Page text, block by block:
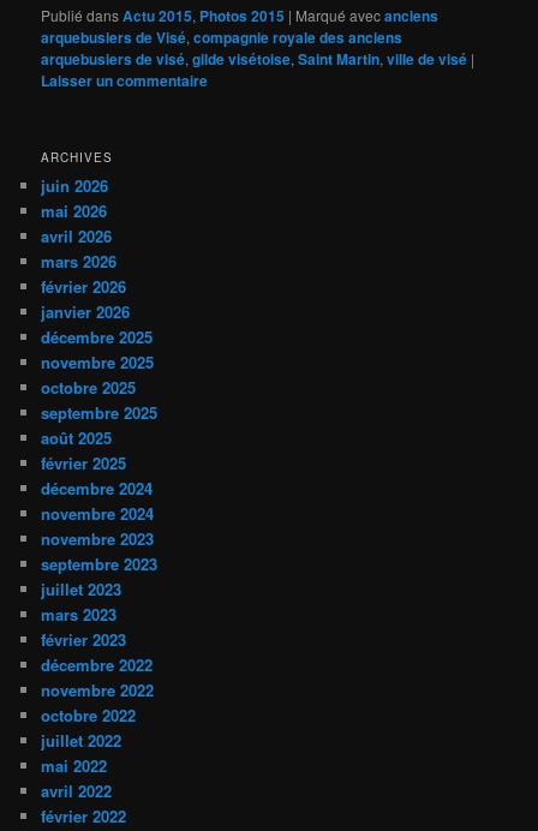
Publié dansActu 2015, Photos 2015 | Marqué avecanciens
arquebusiers de Visé,compagnie royale des anciens
arquebusiers de visé,gilde visétoise,Saint Martin,ville de visé |
Laisser un commentaire
ARCHIVES
juin 2026
mai 2026
avril 2026
mars 2026
février 2026
janvier 2026
décembre 2025
novembre 2025
octobre 2025
septembre 2025
août 2025
février 2025
décembre 2024
novembre 2024
novembre 2023
septembre 2023
juillet 2023
mars 2023
février 2023
décembre 2022
novembre 2022
octobre 2022
juillet 2022
mai 2022
avril 2022
février 2022